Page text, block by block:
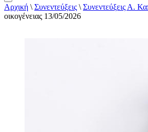
Αλεξάνδρα Καππάτου
Αρχική \ Συνεντεύξεις \ Συνεντεύξεις Α.
οικογένειας 13/05/2026